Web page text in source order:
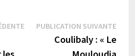
Publication
précédente :
PUBLICATION SUIVANTE
Coulibaly : « Le